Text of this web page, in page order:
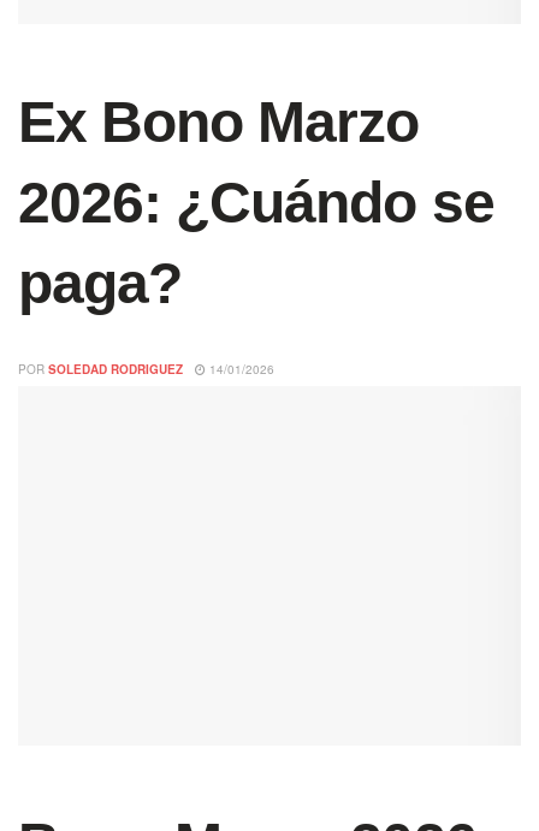
Ex Bono Marzo
2026: ¿Cuándo se
paga?
POR SOLEDAD RODRIGUEZ 14/01/2026